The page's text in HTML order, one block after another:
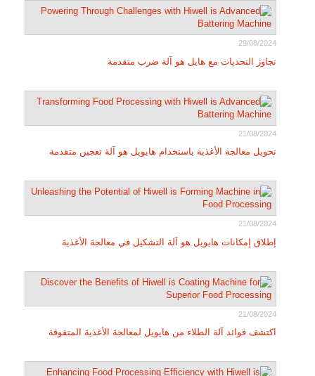
29/08/2024
تجاوز التحديات مع هايل هو آلة ضرب متقدمة
21/08/2024
تحويل معالجة الأغذية باستخدام هايويل هو آلة تعجين متقدمة
21/08/2024
إطلاق إمكانات هايويل هو آلة التشكيل في معالجة الأغذية
21/08/2024
اكتشف فوائد آلة الطلاء من هايويل لمعالجة الأغذية المتفوقة